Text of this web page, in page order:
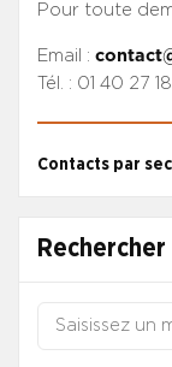
Pour toute
Email :
Tél. : 01 40 27
Contacts par
Rechercher